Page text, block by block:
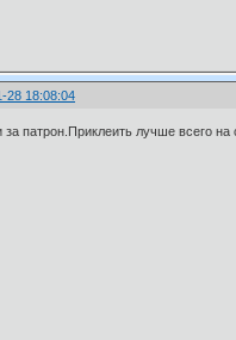
28 18:08:04
патрон.Приклеить лучше всего на